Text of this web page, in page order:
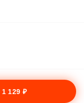
1 129 ₽